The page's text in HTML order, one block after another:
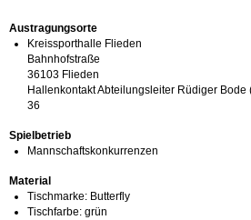
Austragungsorte
Kreissporthalle Flieden
Bahnhofstraße
36103 Flieden
Hallenkontakt Abteilungsleiter Rüdiger Bode
36
Spielbetrieb
Mannschaftskonkurrenzen
Material
Tischmarke: Butterfly
Tischfarbe: grün